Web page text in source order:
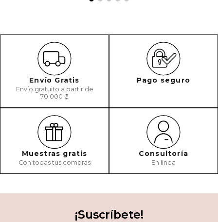
Envío Gratis
Envío gratuito a partir de
70.000 ₡
Pago seguro
Muestras gratis
Con todas tus compras
Consultoría
En línea
¡Suscríbete!